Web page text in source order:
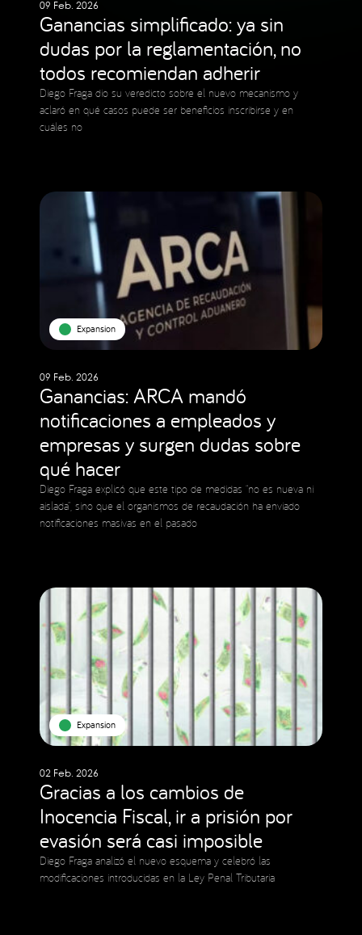
09 Feb. 2026
Ganancias simplificado: ya sin
dudas por la reglamentación, no
todos recomiendan adherir
Diego Fraga dio su veredicto sobre el nuevo mecanismo y
aclaró en qué casos puede ser beneficios inscribirse y en
cuáles no
Expansion
09 Feb. 2026
Ganancias: ARCA mandó
notificaciones a empleados y
empresas y surgen dudas sobre
qué hacer
Diego Fraga explicó que este tipo de medidas “no es nueva ni
aislada”, sino que el organismos de recaudación ha enviado
notificaciones masivas en el pasado
Expansion
02 Feb. 2026
Gracias a los cambios de
Inocencia Fiscal, ir a prisión por
evasión será casi imposible
Diego Fraga analizó el nuevo esquema y celebró las
modificaciones introducidas en la Ley Penal Tributaria